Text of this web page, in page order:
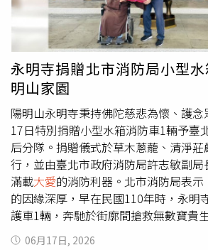
口的愛，由於呼吸器仍規律地送著氣
伏，而這位父親也等到了他的兒子回
著眼眶問道「醫師，我爸爸知道我回來
輕拍對方的肩膀回答「知道，他一定
示，即使過了很多年，他依然記得那面
師，很多時候我們無法決定生命的長度
做的，是在生命已經走到終點之後，
間。」貼文曝光後，不少網友紛紛在底
的一個處置，平撫了病人和家屬最不
屏卻讓病房多了溫度」、「至少沒讓
吸器沒關是要家屬認為她還有最後一
愛，生命儀器停了，但患者會等到親人
到」、「會的，他爸爸一定知道他回來
失的感官是聽覺與觸覺」、「好大一
永明寺捐贈北市消防局小型
明山家園
陽明山永明寺秉持佛陀慈悲為懷、護
17日特別捐贈小型水箱消防車1輛予臺
后分隊。捐贈儀式於草木蔥蘢、清淨
行，並由臺北市政府消防局許志敏副
滿載大愛的消防利器。北市消防局表
的因緣深厚，早在民國110年時，永明
護車1輛，奔馳於街廓間搶救無數寶貴
看見陽明山地區山路蜿蜒、狹巷密布
06月17日, 2026